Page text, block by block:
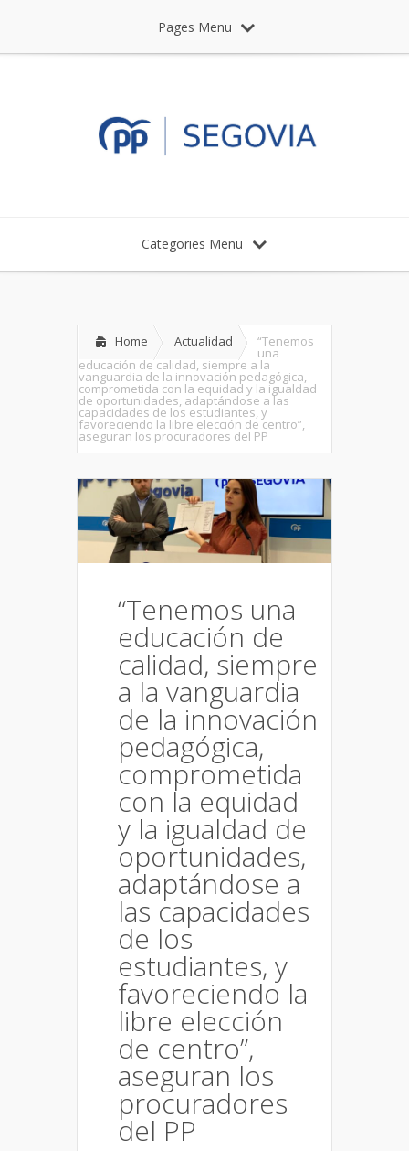
Pages Menu
Categories Menu
Home Actualidad “Tenemos
una
educación de calidad, siempre a la
vanguardia de la innovación pedagógica,
comprometida con la equidad y la igualdad
de oportunidades, adaptándose a las
capacidades de los estudiantes, y
favoreciendo la libre elección de centro”,
aseguran los procuradores del PP
“Tenemos una
educación de
calidad, siempre
a la vanguardia
de la innovación
pedagógica,
comprometida
con la equidad
y la igualdad de
oportunidades,
adaptándose a
las capacidades
de los
estudiantes, y
favoreciendo la
libre elección
de centro”,
aseguran los
procuradores
del PP